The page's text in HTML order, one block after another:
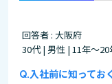
回答者 : 大阪府
30代 | 男性 | 11年～
入社前に知ってお